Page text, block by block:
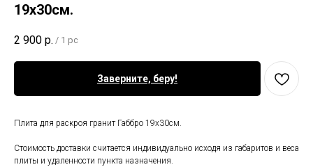
19х30см.
2 900 р. / 1 pc
Заверните, беру!
Плита для раскроя гранит Габбро 19х30см.
Стоимость доставки считается индивидуально исходя из габаритов и веса
плиты и удаленности пункта назначения.